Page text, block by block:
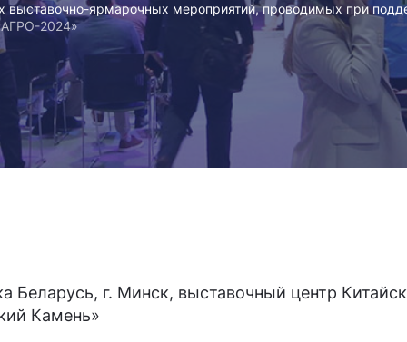
выставочно-ярмарочных мероприятий, проводимых при
2024»
Беларусь, г. Минск, выставочный центр
Камень»